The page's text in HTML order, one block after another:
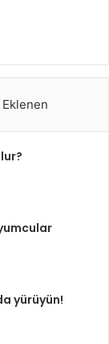
yürüyün!